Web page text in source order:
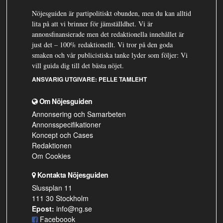
Nöjesguiden är partipolitiskt obunden, men du kan alltid
lita på att vi brinner för jämställdhet. Vi är
annonsfinansierade men det redaktionella innehållet är
just det – 100% redaktionellt. Vi tror på den goda
smaken och vår publicistiska tanke lyder som följer: Vi
vill guida dig till det bästa nöjet.
ANSVARIG UTGIVARE: PELLE TAMLEHT
Om Nöjesguiden
Annonsering och Samarbeten
Annonsspecifikationer
Koncept och Cases
Redaktionen
Om Cookies
Kontakta Nöjesguiden
Slussplan 11
111 30 Stockholm
Epost: info@ng.se
Faceboook